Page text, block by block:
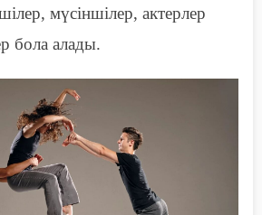
мүсіншілер, актерлер
бола алады.